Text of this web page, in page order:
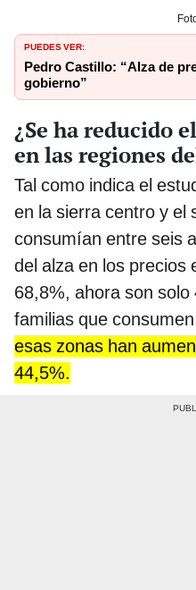
PUEDES VER:
Pedro Castillo: “Alza de
gobierno”
¿Se ha reducido
en las regiones
Tal como indica el
en la sierra centro y el
consumían entre seis
del alza en los precios
68,8%, ahora son
familias que consumen
esas zonas han
44,5%.